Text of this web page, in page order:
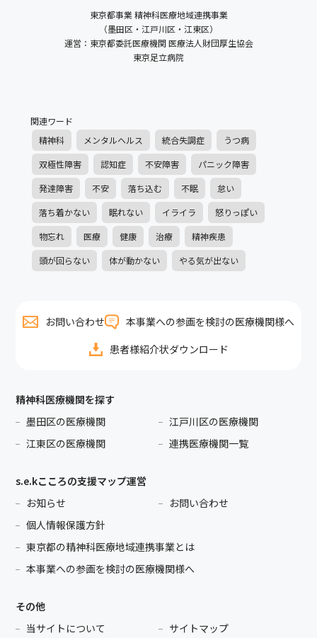
東京都事業 精神科医療地域連携事業
（墨田区・江戸川区・江東区）
運営：東京都委託医療機関 医療法人財団厚生協会
東京足立病院
関連ワード
精神科
メンタルヘルス 統合失調症
うつ病
双極性障害
認知症 不安障害
パニック障害
発達障害
不安 落ち込む 不眠
怠い
落ち着かない
眠れない イライラ
怒りっぽい
物忘れ
医療 健康 治療
精神疾患
頭が回らない
体が動かない やる気が出ない
お問い合わせ
本事業への参画を検討の医療機関様へ
患者様紹介状ダウンロード
精神科医療機関を探す
墨田区の医療機関
江戸川区の医療機関
江東区の医療機関
連携医療機関一覧
s.e.kこころの支援マップ運営
お知らせ
お問い合わせ
個人情報保護方針
東京都の精神科医療地域連携事業とは
本事業への参画を検討の医療機関様へ
その他
当サイトについて
サイトマップ